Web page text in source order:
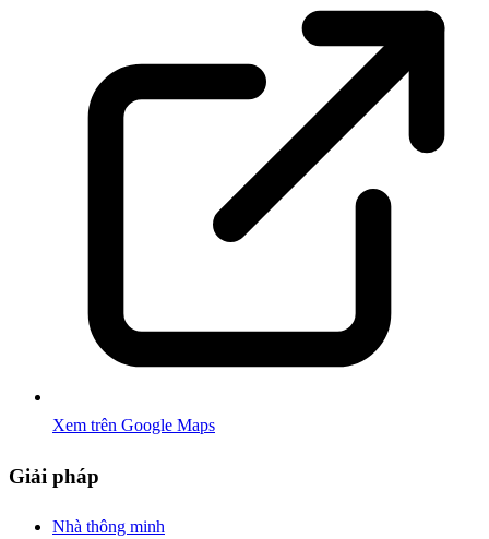
Xem trên Google Maps
Giải pháp
Nhà thông minh